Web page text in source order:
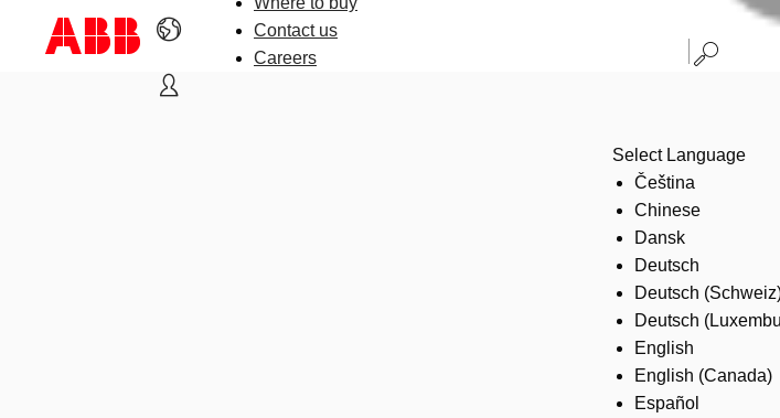
Contact us
Careers
Select Language
Čeština
Chinese
Dansk
Deutsch
Deutsch
Deutsch
English
English (Canada)
Español